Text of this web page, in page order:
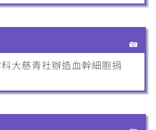
大慈青社辦造血幹細胞捐